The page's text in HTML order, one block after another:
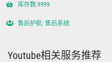
库存数:9999
售后护航: 售后系统
Youtube相关服务推荐